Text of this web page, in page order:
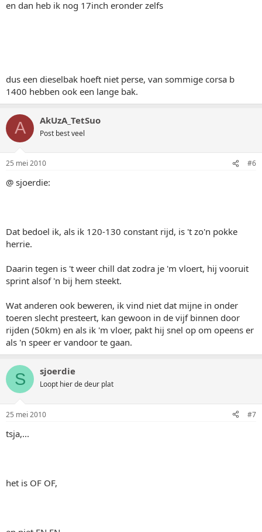
en dan heb ik nog 17inch eronder zelfs
dus een dieselbak hoeft niet perse, van sommige corsa b
1400 hebben ook een lange bak.
A AkUzA_TetSuo
Post best veel
25 mei 2010 #6
@ sjoerdie:
Dat bedoel ik, als ik 120-130 constant rijd, is 't zo'n pokke
herrie.
Daarin tegen is 't weer chill dat zodra je 'm vloert, hij vooruit
sprint alsof 'n bij hem steekt.
Wat anderen ook beweren, ik vind niet dat mijne in onder
toeren slecht presteert, kan gewoon in de vijf binnen door
rijden (50km) en als ik 'm vloer, pakt hij snel op om opeens er
als 'n speer er vandoor te gaan.
S sjoerdie
Loopt hier de deur plat
25 mei 2010 #7
tsja,...
het is OF OF,